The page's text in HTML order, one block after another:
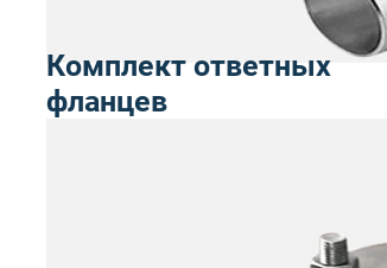
Комплект ответных
фланцев